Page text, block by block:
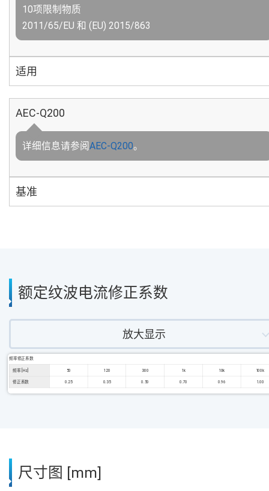
10项限制物质
2011/65/EU 和 (EU) 2015/863
适用
AEC-Q200
详细信息请参阅AEC-Q200。
基准
额定纹波电流修正系数
放大显示
频率修正系数
频率 [Hz] 50 120 300 1k 10k 100k
修正系数 0.25 0.35 0.50 0.70 0.96 1.00
尺寸图 [mm]